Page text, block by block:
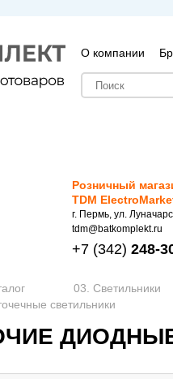
О компании
Розничный
TDM
г. Пермь, ул.
tdm@batkomplekt.ru
+7 (342) 248-
03. Светильники
светильники